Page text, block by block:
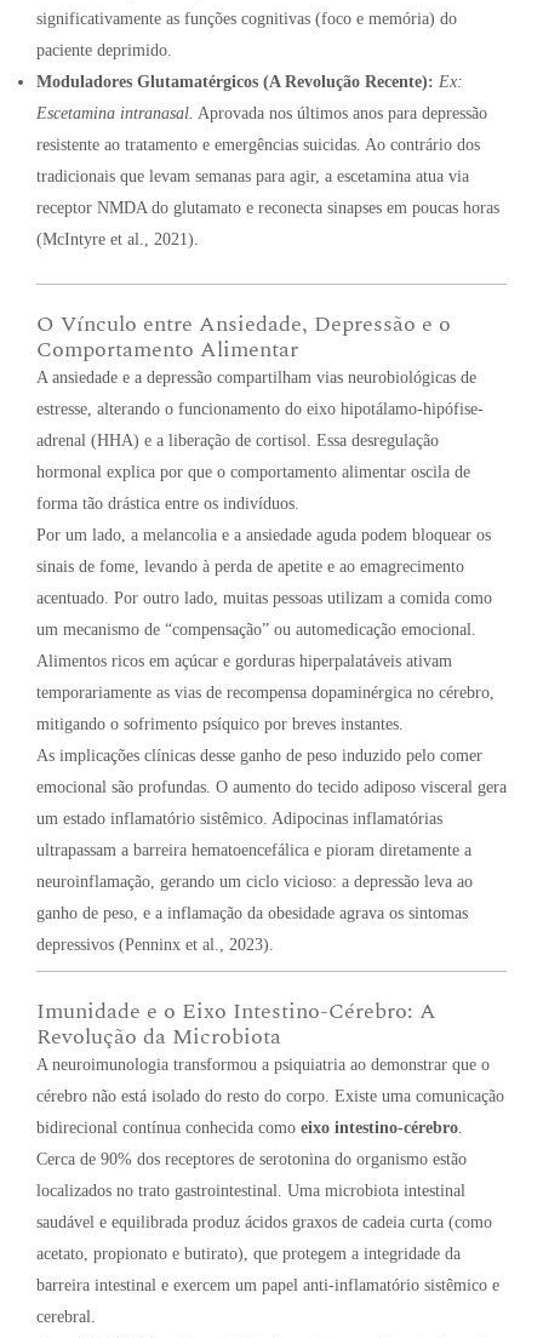
significativamente as funções cognitivas (foco e memória) do
paciente deprimido.
Moduladores Glutamatérgicos (A Revolução Recente): Ex:
Escetamina intranasal. Aprovada nos últimos anos para depressão
resistente ao tratamento e emergências suicidas. Ao contrário dos
tradicionais que levam semanas para agir, a escetamina atua via
receptor NMDA do glutamato e reconecta sinapses em poucas horas
(McIntyre et al., 2021).
O Vínculo entre Ansiedade, Depressão e o
Comportamento Alimentar
A ansiedade e a depressão compartilham vias neurobiológicas de
estresse, alterando o funcionamento do eixo hipotálamo-hipófise-
adrenal (HHA) e a liberação de cortisol. Essa desregulação
hormonal explica por que o comportamento alimentar oscila de
forma tão drástica entre os indivíduos.
Por um lado, a melancolia e a ansiedade aguda podem bloquear os
sinais de fome, levando à perda de apetite e ao emagrecimento
acentuado. Por outro lado, muitas pessoas utilizam a comida como
um mecanismo de “compensação” ou automedicação emocional.
Alimentos ricos em açúcar e gorduras hiperpalatáveis ativam
temporariamente as vias de recompensa dopaminérgica no cérebro,
mitigando o sofrimento psíquico por breves instantes.
As implicações clínicas desse ganho de peso induzido pelo comer
emocional são profundas. O aumento do tecido adiposo visceral gera
um estado inflamatório sistêmico. Adipocinas inflamatórias
ultrapassam a barreira hematoencefálica e pioram diretamente a
neuroinflamação, gerando um ciclo vicioso: a depressão leva ao
ganho de peso, e a inflamação da obesidade agrava os sintomas
depressivos (Penninx et al., 2023).
Imunidade e o Eixo Intestino-Cérebro: A
Revolução da Microbiota
A neuroimunologia transformou a psiquiatria ao demonstrar que o
cérebro não está isolado do resto do corpo. Existe uma comunicação
bidirecional contínua conhecida como eixo intestino-cérebro.
Cerca de 90% dos receptores de serotonina do organismo estão
localizados no trato gastrointestinal. Uma microbiota intestinal
saudável e equilibrada produz ácidos graxos de cadeia curta (como
acetato, propionato e butirato), que protegem a integridade da
barreira intestinal e exercem um papel anti-inflamatório sistêmico e
cerebral.